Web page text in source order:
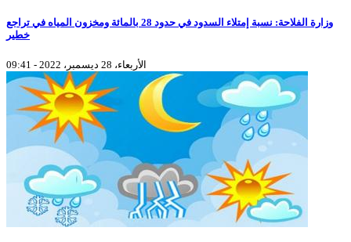
وزارة الفلاحة: نسبة إمتلاء السدود في حدود 28 بالمائة ومخزون المياه في تراجع
خطير
الأربعاء، 28 ديسمبر، 2022 - 09:41